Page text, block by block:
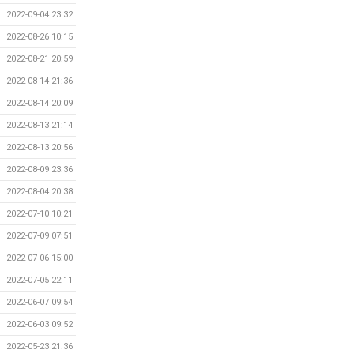
2022-09-04 23:32
2022-08-26 10:15
2022-08-21 20:59
2022-08-14 21:36
2022-08-14 20:09
2022-08-13 21:14
2022-08-13 20:56
2022-08-09 23:36
2022-08-04 20:38
2022-07-10 10:21
2022-07-09 07:51
2022-07-06 15:00
2022-07-05 22:11
2022-06-07 09:54
2022-06-03 09:52
2022-05-23 21:36